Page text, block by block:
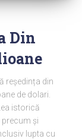
Din
reședința din
de dolari.
istorică
și
lupta cu